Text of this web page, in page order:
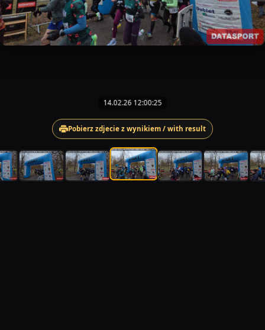
14.02.26 12:00:25
Pobierz zdjecie z wynikiem / with result